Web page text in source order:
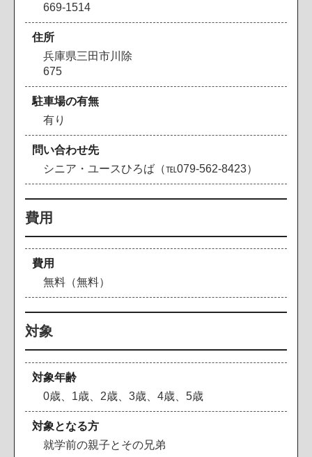
669-1514
住所
兵庫県三田市川除
675
駐車場の有無
有り
問い合わせ先
シニア・ユースひろば（℡079-562-8423）
費用
費用
無料（無料）
対象
対象年齢
0歳、1歳、2歳、3歳、4歳、5歳
対象となる方
就学前の親子とその兄弟